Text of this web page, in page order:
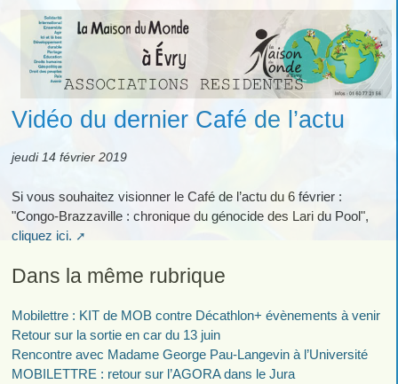
Vidéo du dernier Café de l’actu
jeudi 14 février 2019
Si vous souhaitez visionner le Café de l’actu du 6 février :
"Congo-Brazzaville : chronique du génocide des Lari du Pool",
cliquez ici.
Dans la même rubrique
Mobilettre : KIT de MOB contre Décathlon+ évènements à venir
Retour sur la sortie en car du 13 juin
Rencontre avec Madame George Pau-Langevin à l’Université
MOBILETTRE : retour sur l’AGORA dans le Jura